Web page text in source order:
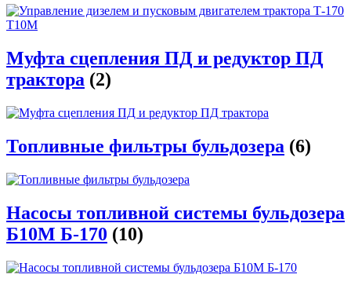
Муфта сцепления ПД и редуктор ПД
трактора (2)
Топливные фильтры бульдозера (6)
Насосы топливной системы бульдозера
Б10М Б-170 (10)